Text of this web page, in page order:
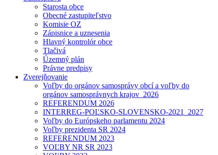
Starosta obce
Obecné zastupiteľstvo
Komisie OZ
Zápisnice a uznesenia
Hlavný kontrolór obce
Tlačivá
Územný plán
Právne predpisy
Zverejňovanie
Voľby do orgánov samosprávy obcí a voľby do
orgánov samosprávnych krajov_2026
REFERENDUM 2026
INTERREG-POĽSKO-SLOVENSKO-2021_2027
Voľby do Európskeho parlamentu 2024
Voľby prezidenta SR 2024
REFERENDUM 2023
VOĽBY NR SR 2023